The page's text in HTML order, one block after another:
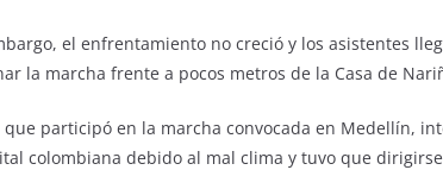
el enfrentamiento no creció y los asistentes
la marcha frente a pocos metros de la Casa de
que participó en la marcha convocada en Medellín,
colombiana debido al mal clima y tuvo que